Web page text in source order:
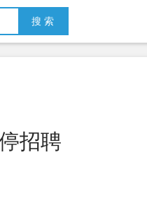
搜 索
招聘